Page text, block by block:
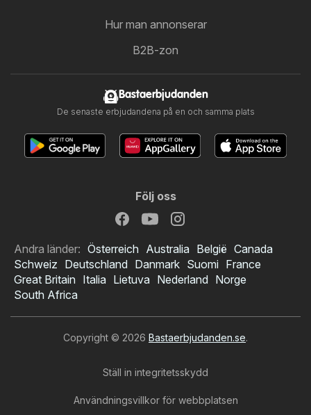
Hur man annonserar
B2B-zon
Bastaerbjudanden
De senaste erbjudandena på en och samma plats
Följ oss
Andra länder: Österreich Australia België Canada
Schweiz Deutschland Danmark Suomi France
Great Britain Italia Lietuva Nederland Norge
South Africa
Copyright © 2026 Bastaerbjudanden.se.
Ställ in integritetsskydd
Användningsvillkor för webbplatsen